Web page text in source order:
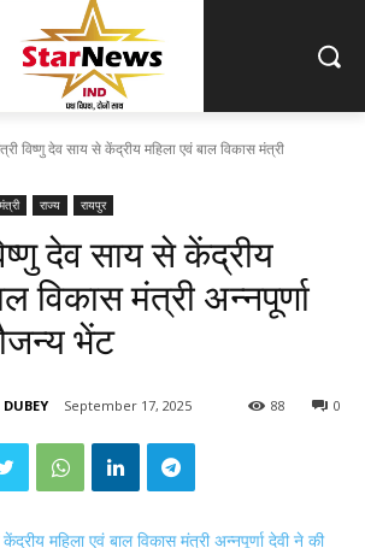
विष्णु देव साय से केंद्रीय महिला एवं बाल विकास मंत्री
राज्य रायपुर
देव साय से केंद्रीय
विकास मंत्री अन्नपूर्णा
भेंट
September 17, 2025 0
88